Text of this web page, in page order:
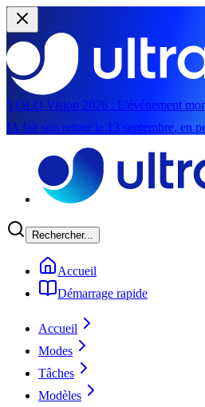
YOLO Vision 2026 : L'événement
IA fait son retour le 13 septembre, en
Rechercher...
Accueil
Démarrage rapide
Accueil
Modes
Tâches
Modèles